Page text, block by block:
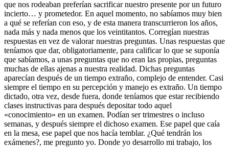
que nos rodeaban preferían sacrificar nuestro presente por un futuro
incierto… y prometedor. En aquel momento, no sabíamos muy bien
a qué se referían con eso, y de esta manera transcurrieron los años,
nada más y nada menos que los veintitantos. Corregían nuestras
respuestas en vez de valorar nuestras preguntas. Unas respuestas que
teníamos que dar, obligatoriamente, para calificar lo que se suponía
que sabíamos, a unas preguntas que no eran las propias, preguntas
muchas de ellas ajenas a nuestra realidad. Dichas preguntas
aparecían después de un tiempo extraño, complejo de entender. Casi
siempre el tiempo en su percepción y manejo es extraño. Un tiempo
dictado, otra vez, desde fuera, donde teníamos que estar recibiendo
clases instructivas para después depositar todo aquel
«conocimiento» en un examen. Podían ser trimestres o incluso
semanas, y después siempre el dichoso examen. Ese papel que caía
en la mesa, ese papel que nos hacía temblar. ¿Qué tendrán los
exámenes?, me pregunto yo. Donde yo desarrollo mi trabajo, los